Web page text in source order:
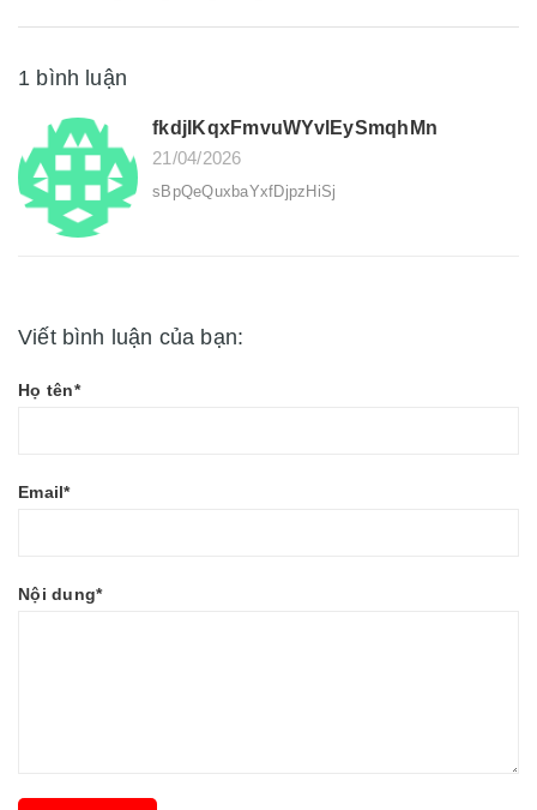
1 bình luận
fkdjIKqxFmvuWYvlEySmqhMn
21/04/2026
sBpQeQuxbaYxfDjpzHiSj
Viết bình luận của bạn:
Họ tên*
Email*
Nội dung*